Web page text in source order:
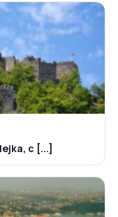
c [...]